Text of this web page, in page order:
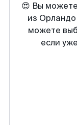
😍 Вы
из
можете
если